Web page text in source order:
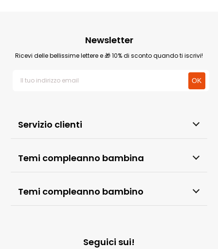
Servizio clienti
Temi compleanno bambina
Temi compleanno bambino
Newsletter
Ricevi delle bellissime lettere e 🎁 10% di sconto quando ti iscrivi!
Seguici sui!